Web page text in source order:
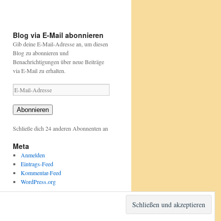
gartenvoegel/index.html gartenvoegel/
Blog via E-Mail abonnieren
Gib deine E-Mail-Adresse an, um diesen
Blog zu abonnieren und
Benachrichtigungen über neue Beiträge
via E-Mail zu erhalten.
E-
Mail-
Adresse
Abonnieren
Schließe dich 24 anderen Abonnenten an
Meta
Anmelden
Eintrags-Feed
Kommentar-Feed
WordPress.org